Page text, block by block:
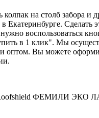
колпак на столб забора и
Екатеринбурге. Сделать
воспользоваться
в 1 клик". Мы
оптом. Вы можете
Roofshield ФЕМИЛИ ЭКО